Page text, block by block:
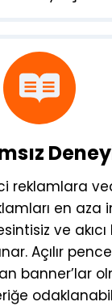
reklamlara
en aza
ve
Açılır
banner’lar